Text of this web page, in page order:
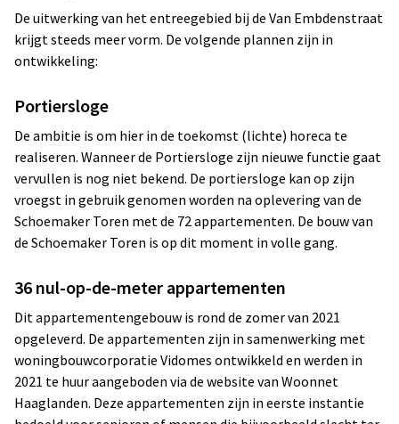
De uitwerking van het entreegebied bij de Van Embdenstraat
krijgt steeds meer vorm. De volgende plannen zijn in
ontwikkeling:
Portiersloge
De ambitie is om hier in de toekomst (lichte) horeca te
realiseren. Wanneer de Portiersloge zijn nieuwe functie gaat
vervullen is nog niet bekend. De portiersloge kan op zijn
vroegst in gebruik genomen worden na oplevering van de
Schoemaker Toren met de 72 appartementen. De bouw van
de Schoemaker Toren is op dit moment in volle gang.
36 nul-op-de-meter appartementen
Dit appartementengebouw is rond de zomer van 2021
opgeleverd. De appartementen zijn in samenwerking met
woningbouwcorporatie Vidomes ontwikkeld en werden in
2021 te huur aangeboden via de website van Woonnet
Haaglanden. Deze appartementen zijn in eerste instantie